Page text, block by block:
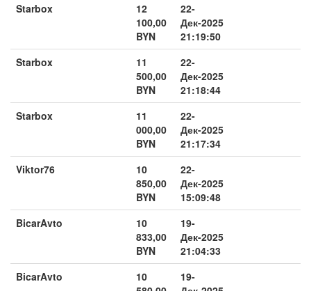
Starbox
12
100,00
BYN
22-
Дек-2025
21:19:50
Starbox
11
500,00
BYN
22-
Дек-2025
21:18:44
Starbox
11
000,00
BYN
22-
Дек-2025
21:17:34
Viktor76
10
850,00
BYN
22-
Дек-2025
15:09:48
BicarAvto
10
833,00
BYN
19-
Дек-2025
21:04:33
BicarAvto
10
19-